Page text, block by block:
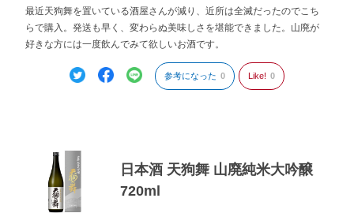
最近天狗舞を置いている酒屋さんが減り、近所は全滅だったのでこち
らで購入。発送も早く、変わらぬ美味しさを堪能できました。山廃が
好きな方には一度飲んでみて欲しいお酒です。
参考になった 0 Like! 0
日本酒 天狗舞 山廃純米大吟醸
720ml